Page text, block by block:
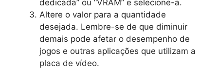
dedicada” ou “VRAM” e selecione-a.
Altere o valor para a quantidade
desejada. Lembre-se de que diminuir
demais pode afetar o desempenho de
jogos e outras aplicações que utilizam a
placa de vídeo.